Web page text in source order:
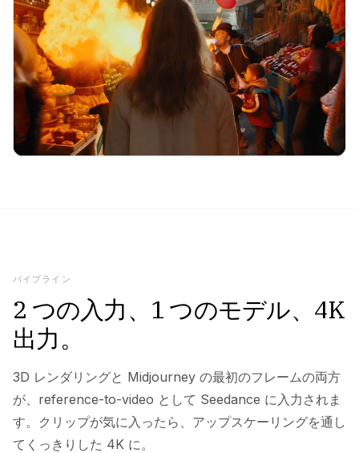
パイプライン
2 つの入力、1 つのモデル、4K
出力。
3D レンダリングと Midjourney の最初のフレームの両方
が、reference-to-video として Seedance に入力されま
す。クリップが気に入ったら、アップスケーリングを通し
てくっきりした 4K に。